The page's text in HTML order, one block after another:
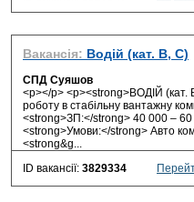
Вакансія: Водій (кат. B, С)
СПД Суяшов
<p></p> <p><strong>ВОДІЙ (кат.
роботу в стабільну вантажну
<strong>ЗП:</strong> 40 000 – 60
<strong>Умови:</strong> Авто
<strong&g...
ID вакансії: 3829334